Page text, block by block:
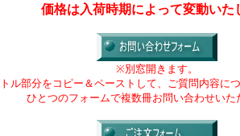
価格は入荷時期によって変動いた
※別窓開きます。
ル部分をコピー＆ペーストして、ご質問内容に
ひとつのフォームで複数冊お問い合わせいた